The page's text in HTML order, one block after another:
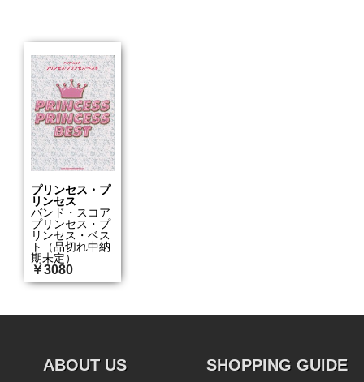
プリンセス・プ
リンセス
バンド・スコア
プリンセス・プ
リンセス・ベス
ト（品切れ中納
期未定）
￥3080
ABOUT US SHOPPING GUIDE